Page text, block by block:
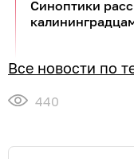
Синоптики
Все новости по
440